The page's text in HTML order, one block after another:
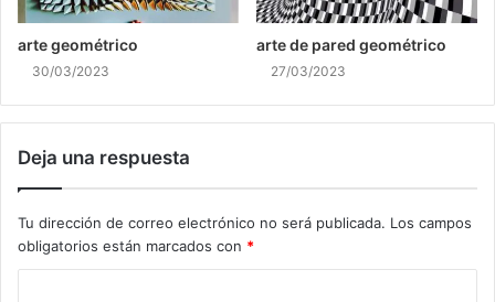
arte geométrico
30/03/2023
arte de pared geométrico
27/03/2023
Deja una respuesta
Tu dirección de correo electrónico no será publicada. Los campos
obligatorios están marcados con *